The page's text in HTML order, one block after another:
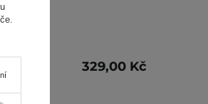
329,00 Kč